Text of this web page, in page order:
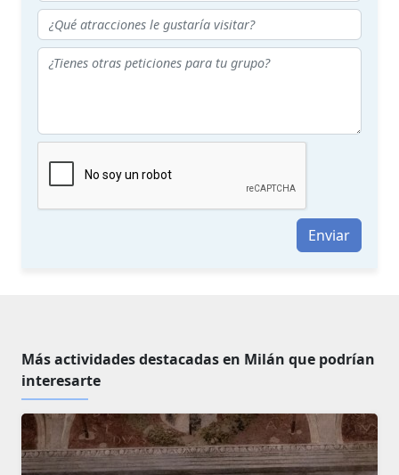
Enviar
Más actividades destacadas en Milán que podrían
interesarte